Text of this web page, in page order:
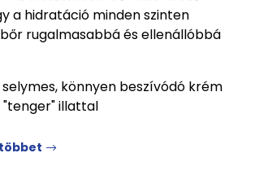
a hidratáció minden szinten
rugalmasabbá és ellenállóbbá
könnyen beszívódó krém
"tenger" illattal